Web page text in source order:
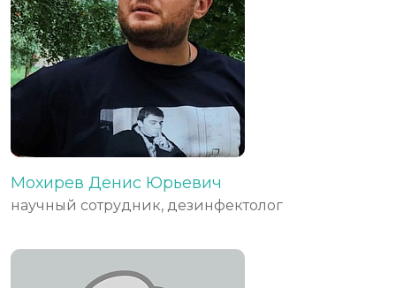
Мохирев Денис Юрьевич
научный сотрудник, дезинфектолог